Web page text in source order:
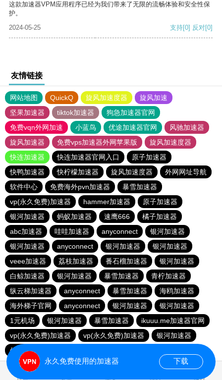
这款加速器VPM应用程序已经为我们带来了无限的流畅体验和安全性保
护。
2024-05-25
支持[0] 反对[0]
友情链接
网站地图 QuickQ 旋风加速度器
旋风加速
坚果加速器
tiktok加速器
狗急加速器官网
免费vqn外网加速
小蓝鸟 优途加速器官网
风驰加速器
旋风加速器
免费vps加速器外网苹果版
旋风加速度器
快连加速器
快连加速器官网入口
原子加速器
快鸭加速器
快柠檬加速器 旋风加速度器
外网网址导航
软件中心
免费海外pvn加速器
暴雪加速器
vp(永久免费)加速器
hammer加速器
原子加速器
银河加速器
蚂蚁加速器 速鹰666
橘子加速器
abc加速器
哇哇加速器 anyconnect
银河加速器
银河加速器
anyconnect 银河加速器
银河加速器
veee加速器
荔枝加速器 番石榴加速器
银河加速器
白鲸加速器
银河加速器 暴雪加速器
青柠加速器
纵云梯加速器
anyconnect 暴雪加速器
海鸥加速器
海外梯子官网
anyconnect 银河加速器
银河加速器
1元机场
银河加速器 暴雪加速器
ikuuu.me加速器官网
vp(永久免费)加速器
vp(永久免费)加速器
银河加速器
优云666
永久免费使用的加速器 下载